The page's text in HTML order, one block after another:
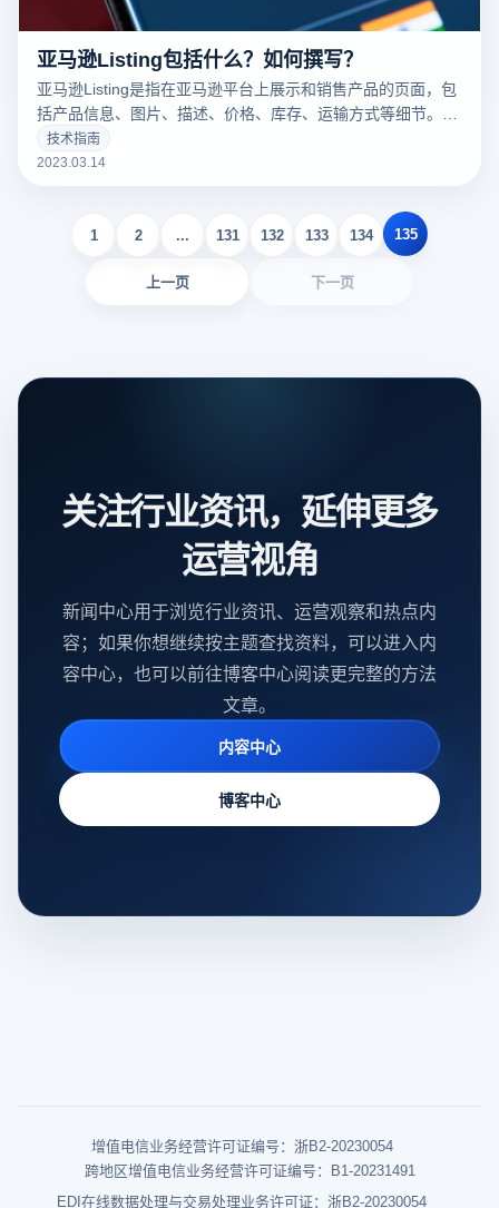
亚马逊Listing包括什么？如何撰写？
亚马逊Listing是指在亚马逊平台上展示和销售产品的页面，包
括产品信息、图片、描述、价格、库存、运输方式等细节。一
个好的亚马逊Listing可以吸引更多的潜在买家，增加销量。以
下云登录指纹浏览器关于亚马逊Listing包括什么？如何撰写？
技术指南
2023.03.14
上一页
1 2 ... 131 132 133 134 135
下一页
关注行业资讯，延伸更多
运营视角
新闻中心用于浏览行业资讯、运营观察和热点内
容；如果你想继续按主题查找资料，可以进入内
容中心，也可以前往博客中心阅读更完整的方法
文章。
内容中心
博客中心
增值电信业务经营许可证编号：浙B2-20230054
跨地区增值电信业务经营许可证编号：B1-20231491
EDI在线数据处理与交易处理业务许可证：浙B2-20230054